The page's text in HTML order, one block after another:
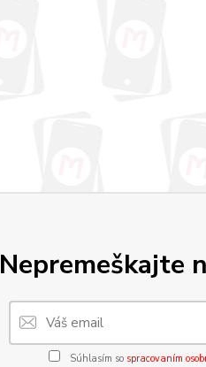
Nepremeškajte
Súhlasím so spracovaním